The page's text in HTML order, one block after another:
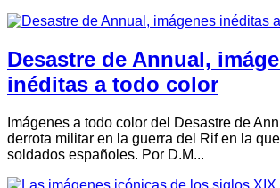
Desastre de Annual,
inéditas a todo color
Imágenes a todo color del Desastre de
derrota militar en la guerra del Rif en la
soldados españoles. Por D.M...